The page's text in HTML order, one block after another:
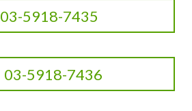
03-5918-7435
03-5918-7436